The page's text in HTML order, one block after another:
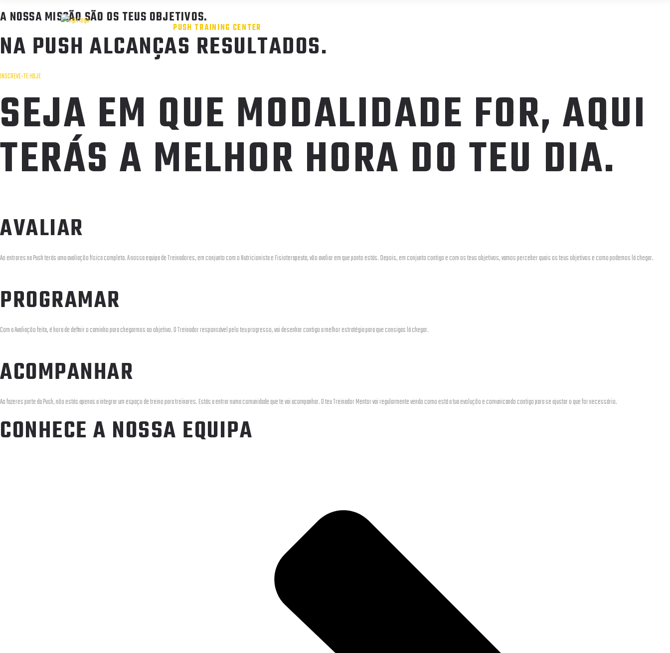
PUSH TRAINING CENTER
A NOSSA MISSÃO SÃO OS TEUS OBJETIVOS.
NA PUSH ALCANÇAS RESULTADOS.
INSCREVE-TE HOJE
SEJA EM QUE MODALIDADE FOR, AQUI
TERÁS A MELHOR HORA DO TEU DIA.
AVALIAR
Ao entrares na Push terás uma avaliação física completa. A nossa equipa de Treinadores, em conjunto com o Nutricionista e Fisioterapeuta, vão avaliar em que ponto estás. Depois, em conjunto contigo e com os teus objetivos, vamos perceber quais os teus objetivos e como podemos lá chegar.
PROGRAMAR
Com a Avaliação feita, é hora de definir o caminho para chegarmos ao objetivo. O Treinador responsável pelo teu progresso, vai desenhar contigo a melhor estratégia para que consigas lá chegar.
ACOMPANHAR
Ao fazeres parte da Push, não estás apenas a integrar um espaço de treino para treinares. Estás a entrar numa comunidade que te vai acompanhar. O teu Treinador Mentor vai regularmente vendo como está a tua evolução e comunicando contigo para se ajustar o que for necessário.
CONHECE A NOSSA EQUIPA